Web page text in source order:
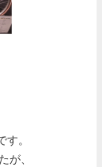
。
が、